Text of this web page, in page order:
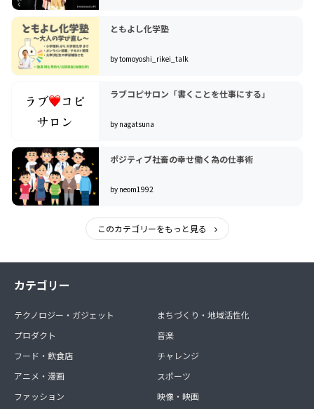
ともよし化学塾
by tomoyoshi_rikei_talk
ラブコピサロン「書くことを仕事にする」
by nagatsuna
ポジティブ社畜の幸せ働く為の仕事術
by neom1992
このカテゴリーをもっと見る
カテゴリー
テクノロジー・ガジェット
プロダクト
フード・飲食店
アニメ・漫画
ファッション
まちづくり・地域活性化
音楽
チャレンジ
スポーツ
映像・映画